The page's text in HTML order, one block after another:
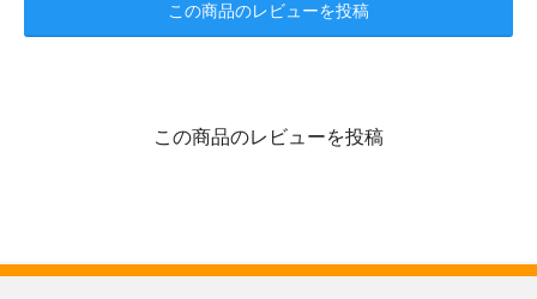
この商品のレビューを投稿
この商品のレビューを投稿